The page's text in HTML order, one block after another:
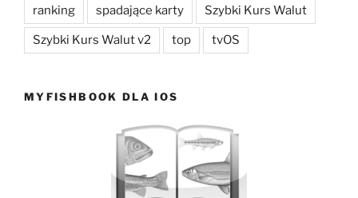
ranking spadające karty Szybki Kurs Walut
Szybki Kurs Walut v2 top tvOS
MYFISHBOOK DLA IOS